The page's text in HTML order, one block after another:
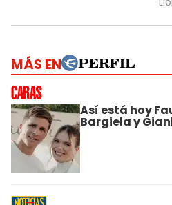
MÁS EN
Así está hoy
Bargiela y